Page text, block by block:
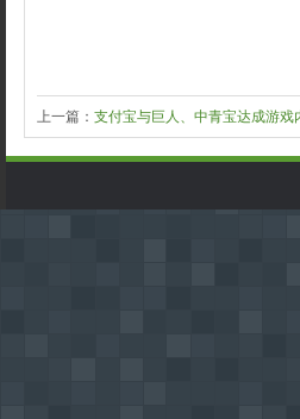
上一篇： 支付宝与巨人、中青宝达成游戏